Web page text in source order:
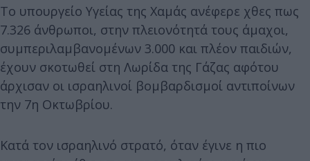
Το υπουργείο Υγείας της Χαμάς ανέφερε χθες πως
7.326 άνθρωποι, στην πλειονότητά τους άμαχοι,
συμπεριλαμβανομένων 3.000 και πλέον παιδιών,
έχουν σκοτωθεί στη Λωρίδα της Γάζας αφότου
άρχισαν οι ισραηλινοί βομβαρδισμοί αντιποίνων
την 7η Οκτωβρίου.
Κατά τον ισραηλινό στρατό, όταν έγινε η πιο